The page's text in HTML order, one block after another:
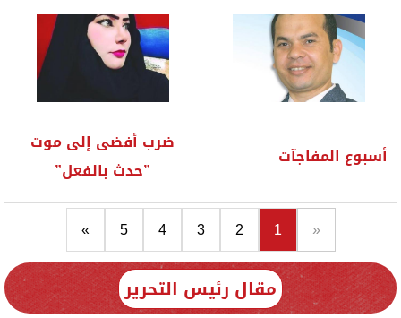
أسبوع المفاجآت
ضرب أفضى إلى موت
”حدث بالفعل”
«
1
2
3
4
5
»
مقال رئيس التحرير